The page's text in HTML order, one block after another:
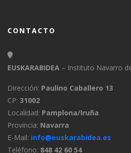
CONTACTO
EUSKARABIDEA – Instituto Navarro
Dirección: Paulino Caballero 13
CP: 31002
Localidad: Pamplona/Iruña
Provincia: Navarra
E-Mail: info@euskarabidea.es
Teléfono: 848 42 60 54